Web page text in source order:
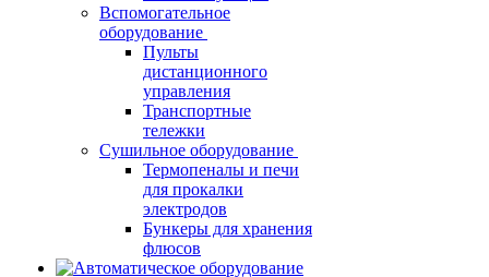
Вспомогательное
оборудование
Пульты
дистанционного
управления
Транспортные
тележки
Сушильное оборудование
Термопеналы и печи
для прокалки
электродов
Бункеры для хранения
флюсов